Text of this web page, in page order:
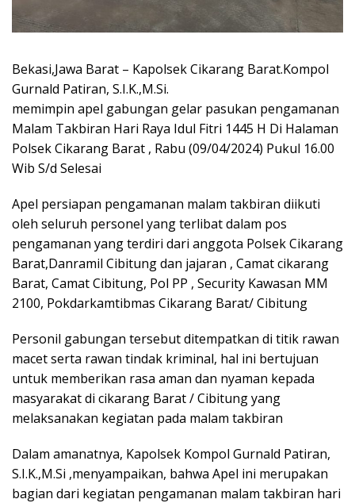
Bekasi,Jawa Barat – Kapolsek Cikarang Barat.Kompol
Gurnald Patiran, S.I.K.,M.Si.
memimpin apel gabungan gelar pasukan pengamanan
Malam Takbiran Hari Raya Idul Fitri 1445 H Di Halaman
Polsek Cikarang Barat , Rabu (09/04/2024) Pukul 16.00
Wib S/d Selesai
Apel persiapan pengamanan malam takbiran diikuti
oleh seluruh personel yang terlibat dalam pos
pengamanan yang terdiri dari anggota Polsek Cikarang
Barat,Danramil Cibitung dan jajaran , Camat cikarang
Barat, Camat Cibitung, Pol PP , Security Kawasan MM
2100, Pokdarkamtibmas Cikarang Barat/ Cibitung
Personil gabungan tersebut ditempatkan di titik rawan
macet serta rawan tindak kriminal, hal ini bertujuan
untuk memberikan rasa aman dan nyaman kepada
masyarakat di cikarang Barat / Cibitung yang
melaksanakan kegiatan pada malam takbiran
Dalam amanatnya, Kapolsek Kompol Gurnald Patiran,
S.I.K.,M.Si ,menyampaikan, bahwa Apel ini merupakan
bagian dari kegiatan pengamanan malam takbiran hari